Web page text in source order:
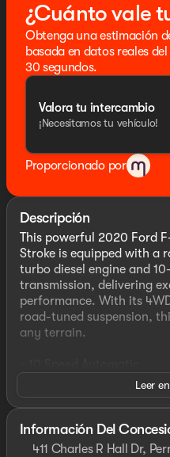
¿Cuánto vale
Obtenga una estimación
basada en datos reales
30 segundos.
Valora tu intercambio
¡Necesitamos tu vehículo!
Proporcionado por
Descripción
This powerful 2020 Ford
Stroke is equipped with a
turbo diesel engine and
transmission, delivering
performance. With its
road-tuned suspension,
any terrain.
- 360 Degree Camera
- 4WD
- 4x4
- 6.7L POWERSTROKE
- Adaptive Cruise Control
Leer
Información Del
411 Charles R Hall Dr,